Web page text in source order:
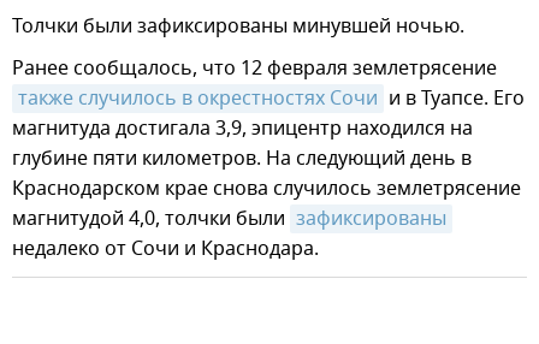
Толчки были зафиксированы минувшей ночью.
Ранее сообщалось, что 12 февраля землетрясение
также случилось в окрестностях Сочи и в Туапсе. Его
магнитуда достигала 3,9, эпицентр находился на
глубине пяти километров. На следующий день в
Краснодарском крае снова случилось землетрясение
магнитудой 4,0, толчки были зафиксированы
недалеко от Сочи и Краснодара.